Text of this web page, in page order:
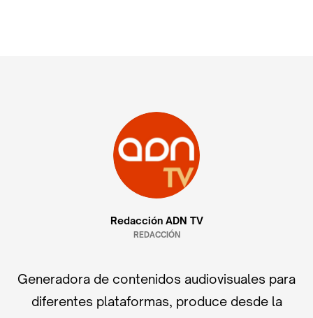
Redacción ADN TV
REDACCIÓN
Generadora de contenidos audiovisuales para
diferentes plataformas, produce desde la